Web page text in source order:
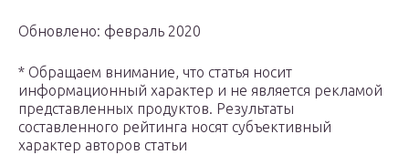
Обновлено: февраль 2020
* Обращаем внимание, что статья носит
информационный характер и не является рекламой
представленных продуктов. Результаты
составленного рейтинга носят субъективный
характер авторов статьи